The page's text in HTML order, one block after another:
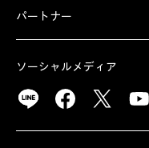
パートナー
ソーシャルメディア